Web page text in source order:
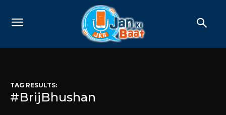
TAG RESULTS:
#BrijBhushan